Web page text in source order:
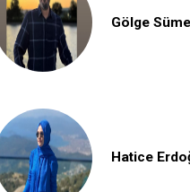
Gölge
Hatice